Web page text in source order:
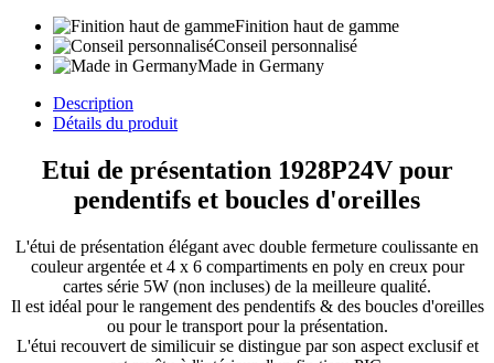
Finition haut de gamme
Conseil personnalisé
Made in Germany
Description
Détails du produit
Etui de présentation 1928P24V pour
pendentifs et boucles d'oreilles
L'étui de présentation élégant avec double fermeture coulissante en
couleur argentée et 4 x 6 compartiments en poly en creux pour
cartes série 5W (non incluses) de la meilleure qualité.
Il est idéal pour le rangement des pendentifs & des boucles d'oreilles
ou pour le transport pour la présentation.
L'étui recouvert de similicuir se distingue par son aspect exclusif et